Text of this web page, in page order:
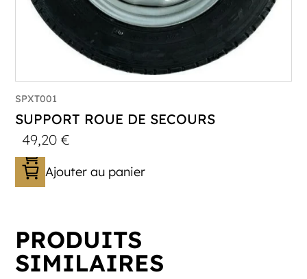
SPXT001
SUPPORT ROUE DE SECOURS
49,20€
Ajouter au panier
PRODUITS
SIMILAIRES